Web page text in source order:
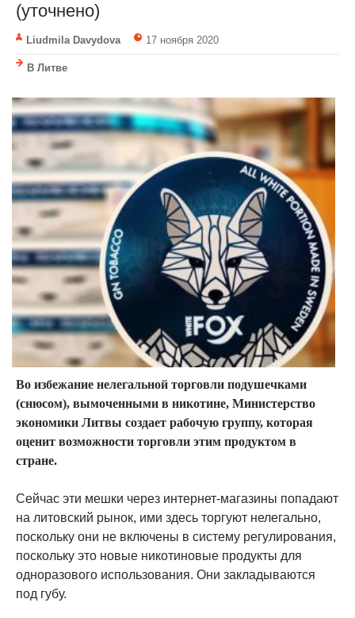
(уточнено)
Liudmila Davydova 17 ноября 2020
В Литве
Во избежание нелегальной торговли подушечками
(снюсом), вымоченными в никотине, Министерство
экономики Литвы создает рабочую группу, которая
оценит возможности торговли этим продуктом в
стране.
Сейчас эти мешки через интернет-магазины попадают
на литовский рынок, ими здесь торгуют нелегально,
поскольку они не включены в систему регулирования,
поскольку это новые никотиновые продукты для
одноразового использования. Они закладываются
под губу.